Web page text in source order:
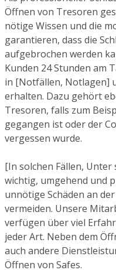
Öffnen von Tresoren
nötige Wissen und die
garantieren, dass die
aufgebrochen werden
Kunden 24 Stunden am
in [Notfällen, Notlagen]
erhalten. Dazu gehört
Tresoren, falls zum
gegangen ist oder der
vergessen wurde.
[In solchen Fällen,
wichtig, umgehend und
unnötige Schäden an
vermeiden. Unsere
verfügen über viel
jeder Art. Neben dem
auch andere
Öffnen von Safes.